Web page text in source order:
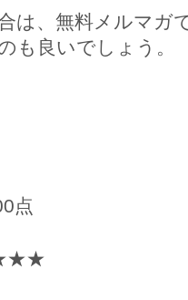
は、無料メルマガ
も良いでしょう。
点